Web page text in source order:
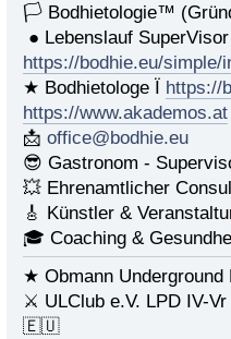
🏳 Bodhietologie™
● Lebenslauf
https://bodhie.eu/simple/
★ Bodhietologe Ï https://
https://www.akademos.at
📩 office@bodhie.eu
😎 Gastronom -
💥 Ehrenamtlicher
🎸 Künstler &
🎓 Coaching &
★ Obmann
⚔ ULClub e.V. LPD IV-
🇪🇺